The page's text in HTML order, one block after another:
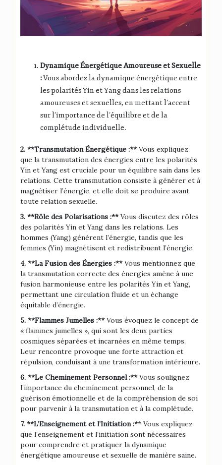
Dynamique Énergétique Amoureuse et Sexuelle
:Vous abordez la dynamique énergétique entre
les polarités Yin et Yang dans les relations
amoureuses et sexuelles, en mettant l’accent
sur l’importance de l’équilibre et de la
complétude individuelle.
2. **Transmutation Énergétique :**Vous expliquez
que la transmutation des énergies entre les polarités
Yin et Yang est cruciale pour un équilibre sain dans les
relations. Cette transmutation consiste à générer et à
magnétiser l’énergie, et elle doit se produire avant
toute relation sexuelle.
3. **Rôle des Polarisations :**Vous discutez des rôles
des polarités Yin et Yang dans les relations. Les
hommes (Yang) génèrent l’énergie, tandis que les
femmes (Yin) magnétisent et redistribuent l’énergie.
4. **La Fusion des Énergies :**Vous mentionnez que
la transmutation correcte des énergies amène à une
fusion harmonieuse entre les polarités Yin et Yang,
permettant une circulation fluide et un échange
équitable d’énergie.
5. **Flammes Jumelles :**Vous évoquez le concept de
« flammes jumelles », qui sont les deux parties
cosmiques séparées et incarnées en même temps.
Leur rencontre provoque une forte attraction et
répulsion, conduisant à une transformation intérieure.
6. **Le Cheminement Personnel :**Vous soulignez
l’importance du cheminement personnel, de la
guérison émotionnelle et de la compréhension de soi
pour parvenir à la transmutation et à la complétude.
7. **L’Enseignement et l’Initiation :** Vous expliquez
que l’enseignement et l’initiation sont nécessaires
pour comprendre et pratiquer la dynamique
énergétique amoureuse et sexuelle de manière saine.